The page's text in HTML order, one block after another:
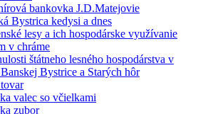
bankovka J.D.Matejovie
Bystrica kedysi a dnes
lesy a ich hospodárske využívanie
v chráme
štátneho lesného hospodárstva v
Bystrice a Starých hôr
valec so včielkami
zubor